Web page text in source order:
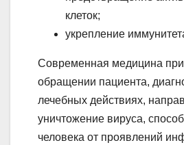
клеток;
укрепление
Современная медицина
обращении пациента,
лечебных действиях,
уничтожение вируса,
человека от проявлений